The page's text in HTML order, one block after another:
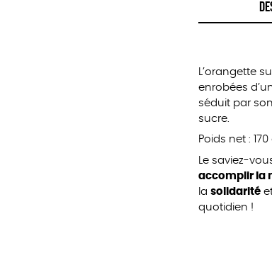
L’orangette
enrobées
séduit par
sucre.
Poids net : 170
Le saviez-
accomplir la
lasolidarité
quotidien !